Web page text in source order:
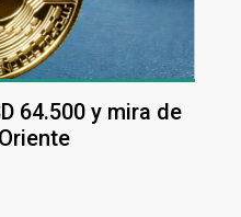
64.500 y mira de